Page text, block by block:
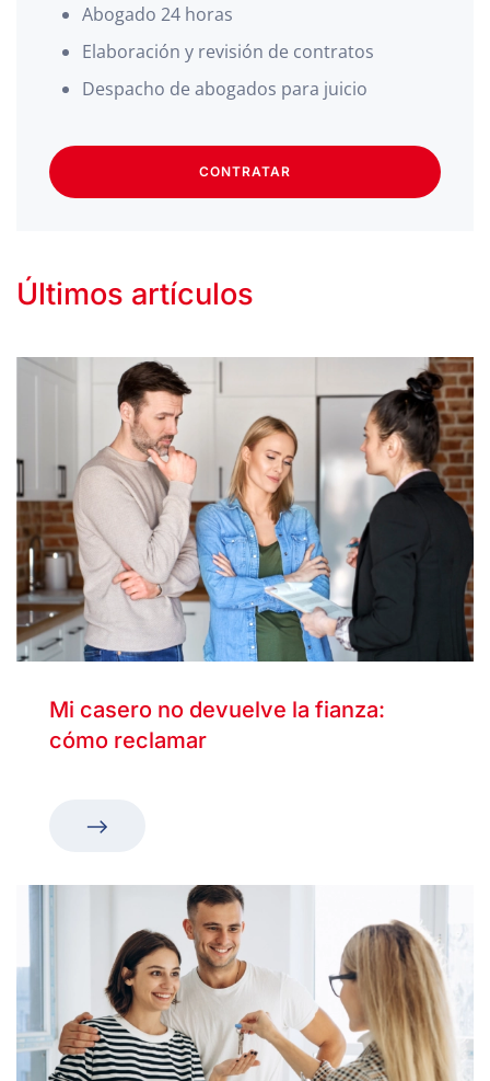
Abogado 24 horas
Elaboración y revisión de contratos
Despacho de abogados para juicio
CONTRATAR
Últimos artículos
Mi casero no devuelve la fianza:
cómo reclamar